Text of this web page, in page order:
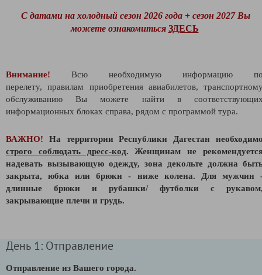
С датами на холодный сезон 2026 года + сезон 2027 Вы
можете ознакомиться ЗДЕСЬ
Внимание!
Всю необходимую информацию
перелету,правилам приобретения авиабилетов,
обслуживанию Вы можете найти в
информационных блоках справа, рядом с программой тура.
ВАЖНО!
На территории Республики Дагестан
строго соблюдать дресс-код. Женщинам не
надевать вызывающую одежду, зона декольте должна
закрыта, юбка или брюки - ниже колена. Для мужчин
длинные брюки и рубашки/ футболки с
закрывающие плечи и грудь.
День 1: Отправление
Отправление из Вашего города.